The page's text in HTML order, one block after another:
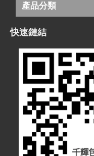
產品分類
快速鏈結